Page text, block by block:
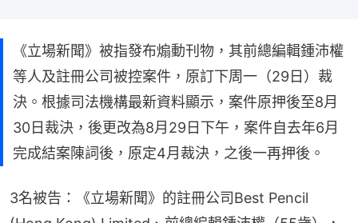
《立場新聞》被指發布煽動刊物，其前總編輯鍾沛權
等人及註冊公司被控案件，原訂下周一（29日）裁
決。根據司法機構最新資料顯示，案件原押後至8月
30日裁決，後更改為8月29日下午，案件自去年6月
完成結案陳詞後，原定4月裁決，之後一再押後。
3名被告：《立場新聞》的註冊公司Best Pencil